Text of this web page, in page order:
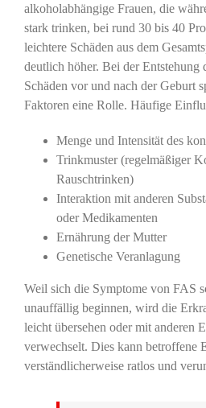
alkoholabhängige Frauen, die
stark trinken, bei rund 30 bis 40
leichtere Schäden aus dem
deutlich höher. Bei der Entstehung
Schäden vor und nach der Geburt
Faktoren eine Rolle. Häufige
Menge und Intensität des
Trinkmuster (regelmäßiger
Rauschtrinken)
Interaktion mit anderen
oder Medikamenten
Ernährung der Mutter
Genetische Veranlagung
Weil sich die Symptome von FAS
unauffällig beginnen, wird die
leicht übersehen oder mit anderen
verwechselt. Dies kann betroffene
verständlicherweise ratlos und